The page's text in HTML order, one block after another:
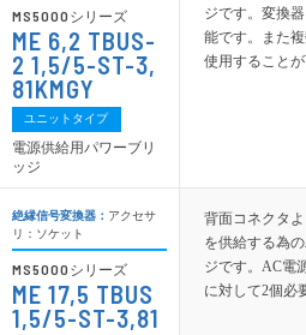
ジです。変換
能です。また
使用することが
背面コネクタ
を供給する為
ジです。AC電
に対して2個必
MS5000 シリーズ
ME 6,2 TBUS-
2 1,5/5-ST-3,
81KMGY
ユニットタイプ
電源供給用パワーブリ
ッジ
絶縁信号変換器： アクセサ
リ：ソケット
MS5000 シリーズ
ME 17,5 TBUS
1,5/5-ST-3,81